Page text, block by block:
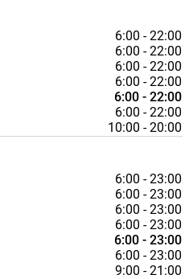
6:00 - 22:00
6:00 - 22:00
6:00 - 22:00
6:00 - 22:00
6:00 - 22:00
6:00 - 22:00
10:00 - 20:00
6:00 - 23:00
6:00 - 23:00
6:00 - 23:00
6:00 - 23:00
6:00 - 23:00
6:00 - 23:00
9:00 - 21:00